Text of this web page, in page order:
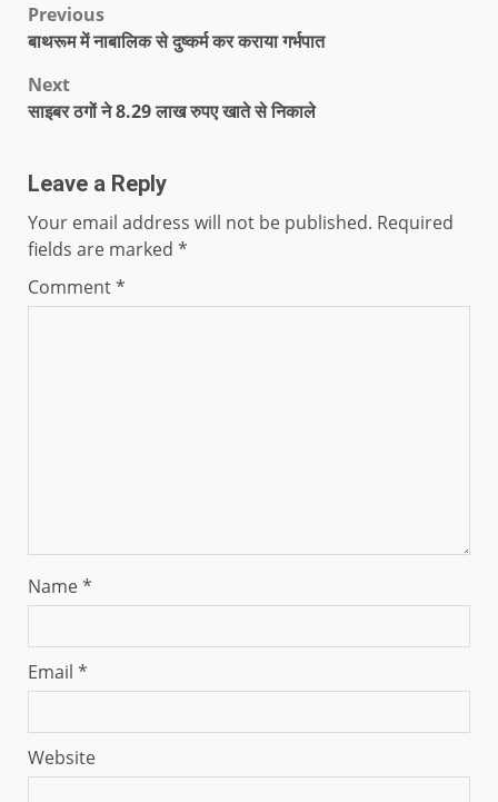
Previous
बाथरूम में नाबालिक से दुष्कर्म कर कराया गर्भपात
Next
साइबर ठगों ने 8.29 लाख रुपए खाते से निकाले
Leave a Reply
Your email address will not be published. Required
fields are marked *
Comment*
Name*
Email *
Website